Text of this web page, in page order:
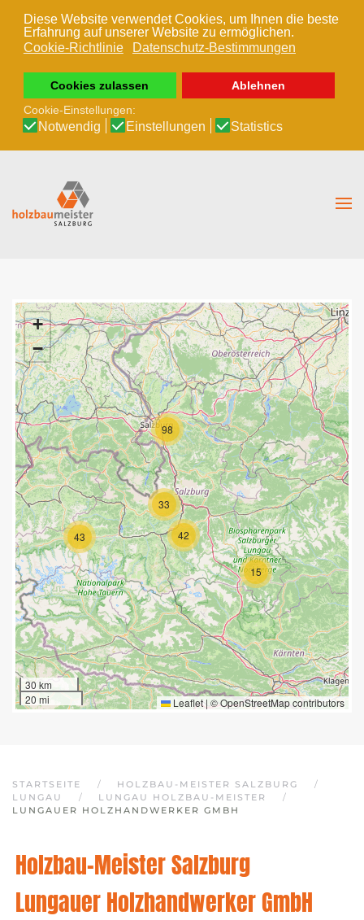
Diese Website verwendet Cookies, um Ihnen die beste
Erfahrung auf unserer Website zu ermöglichen.
Cookie-Richtlinie
Datenschutz-Bestimmungen
Cookies zulassen
Ablehnen
Cookie-Einstellungen:
Notwendig Einstellungen Statistics
Zum Hauptinhalt springen
15
33
42
43
98
+
−
30 km
20 mi
Leaflet | ©OpenStreetMapcontributors
STARTSEITE
HOLZBAU-MEISTER SALZBURG
LUNGAU
LUNGAU HOLZBAU-MEISTER
LUNGAUER HOLZHANDWERKER GMBH
Holzbau-Meister Salzburg
Lungauer Holzhandwerker GmbH